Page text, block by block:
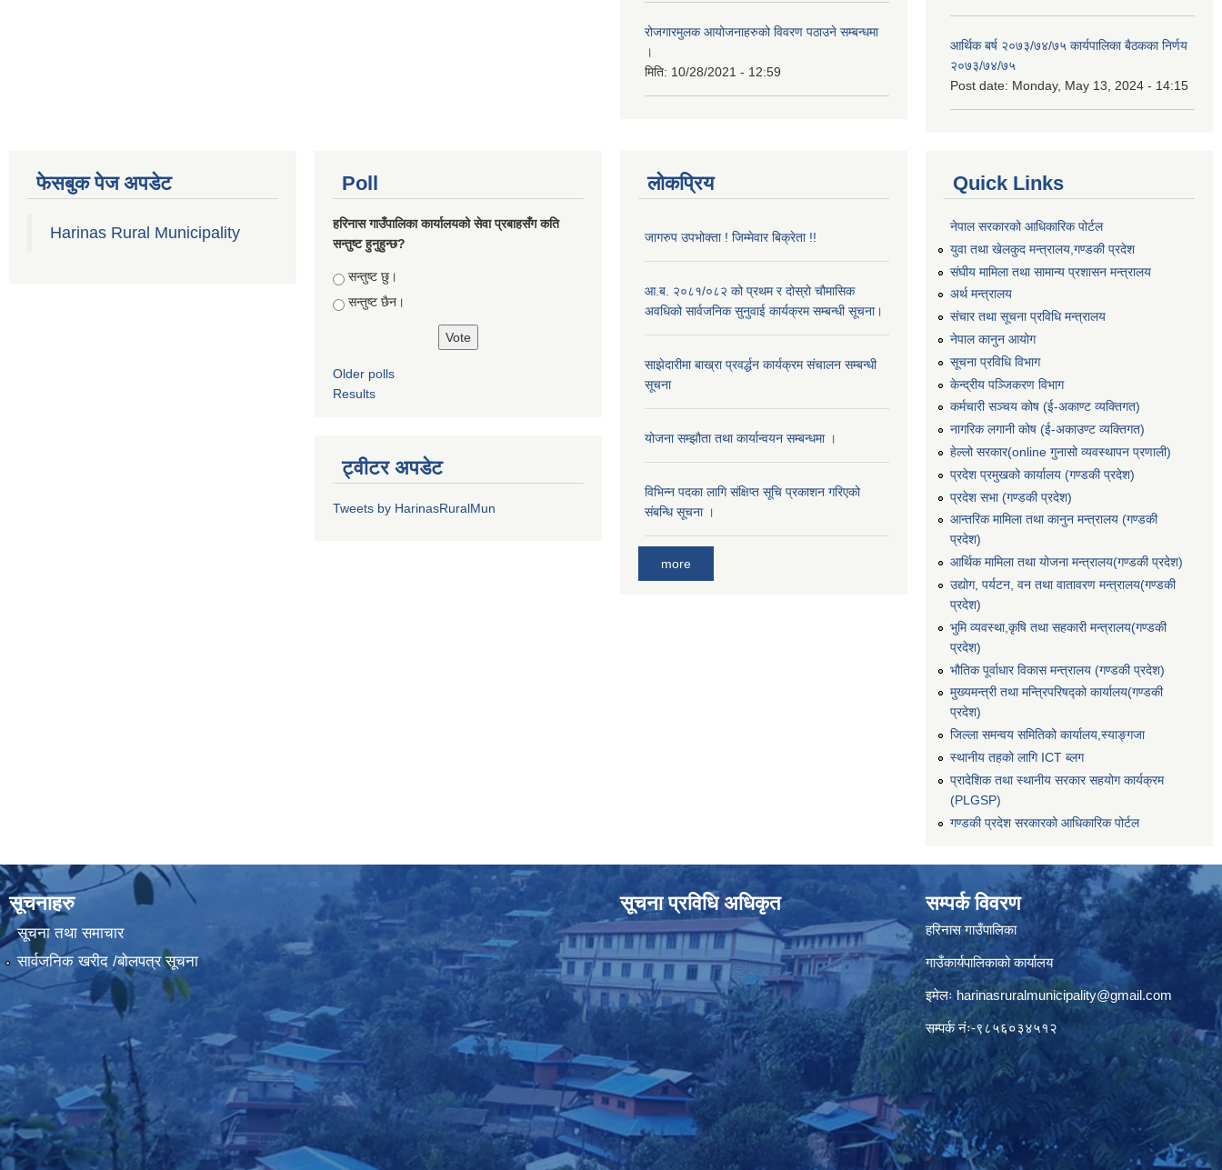
रोजगारमुलक आयोजनाहरुको विवरण पठाउने सम्बन्धमा
।
मिति: 10/28/2021 - 12:59
आर्थिक बर्ष २०७३/७४/७५ कार्यपालिका बैठकका निर्णय
२०७३/७४/७५
Post date: Monday, May 13, 2024 - 14:15
फेसबुक पेज अपडेट
Harinas Rural Municipality
Poll
हरिनास गाउँपालिका कार्यालयको सेवा प्रबाहसँग कति
सन्तुष्ट हुनुहुन्छ?
Choices
सन्तुष्ट छु।
सन्तुष्ट छैन।
Older polls
Results
ट्वीटर अपडेट
Tweets by HarinasRuralMun
लोकप्रिय
जागरुप उपभोक्ता ! जिम्मेवार बिक्रेता !!
आ.ब. २०८१/०८२ को प्रथम र दोस्रो चौमासिक
अवधिको सार्वजनिक सुनुवाई कार्यक्रम सम्बन्धी सूचना।
साझेदारीमा बाख्रा प्रवर्द्धन कार्यक्रम संचालन सम्बन्धी
सूचना
योजना सम्झौता तथा कार्यान्वयन सम्बन्धमा ।
विभिन्न पदका लागि संक्षिप्त सूचि प्रकाशन गरिएको
संबन्धि सूचना ।
more
Quick Links
नेपाल सरकारको आधिकारिक पोर्टल
युवा तथा खेलकुद मन्त्रालय,गण्डकी प्रदेश
संघीय मामिला तथा सामान्य प्रशासन मन्त्रालय
अर्थ मन्त्रालय
संचार तथा सूचना प्रविधि मन्त्रालय
नेपाल कानुन आयोग
सूचना प्रविधि विभाग
केन्द्रीय पञ्जिकरण विभाग
कर्मचारी सञ्‍चय कोष (ई‍-अकाण्ट व्यक्तिगत)
नागरिक लगानी कोष (ई-अकाउण्ट व्यक्तिगत)
हेल्लो सरकार(online गुनासो व्यवस्थापन प्रणाली)
प्रदेश प्रमुखको कार्यालय (गण्डकी प्रदेश)
प्रदेश सभा (गण्डकी प्रदेश)
आन्तरिक मामिला तथा कानुन मन्त्रालय (गण्डकी
प्रदेश)
आर्थिक मामिला तथा योजना मन्त्रालय(गण्डकी प्रदेश)
उद्योग, पर्यटन, वन तथा वातावरण मन्त्रालय(गण्डकी
प्रदेश)
भुमि व्यवस्था,कृषि तथा सहकारी मन्त्रालय(गण्डकी
प्रदेश)
भौतिक पूर्वाधार विकास मन्त्रालय (गण्डकी प्रदेश)
मुख्यमन्त्री तथा मन्त्रिपरिषद्को कार्यालय(गण्डकी
प्रदेश)
जिल्ला समन्वय समितिको कार्यालय,स्याङ्गजा
स्थानीय तहको लागि ICT ब्लग
प्रादेशिक तथा स्थानीय सरकार सहयोग कार्यक्रम
(PLGSP)
गण्डकी प्रदेश सरकारको आधिकारिक पोर्टल
सूचनाहरु
सूचना तथा समाचार
सार्वजनिक खरीद /बोलपत्र सूचना
सूचना प्रविधि अधिकृत सम्पर्क विवरण
हरिनास गाउँपालिका
गाउँकार्यपालिकाको कार्यालय
इमेलःharinasruralmunicipality@gmail.com
सम्पर्क नंः-९८५६०३४५१२